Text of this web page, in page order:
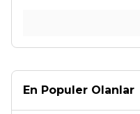
En Populer Olanlar